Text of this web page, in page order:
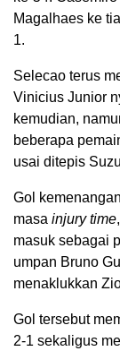
Magalhaes ke
1.
Selecao terus
Vinicius Junior
kemudian,
beberapa
usai ditepis
Gol
masa injury time
masuk sebagai
umpan Bruno
menaklukkan
Gol tersebut
2-1 sekaligus